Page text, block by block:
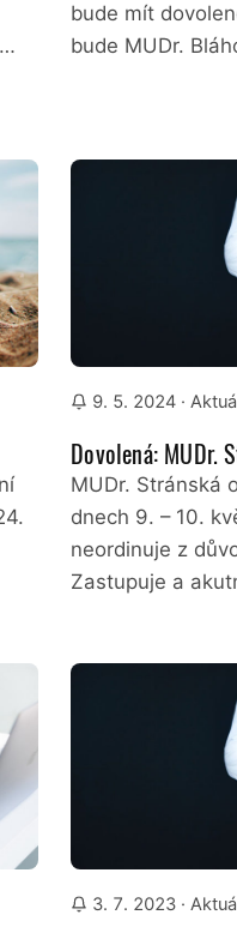
bude mít
bude MUDr.
9. 5. 2024·
Dovolená: MUDr.
MUDr. Stránská
dnech 9. – 10.
neordinuje z
Zastupuje a
3. 7. 2023·